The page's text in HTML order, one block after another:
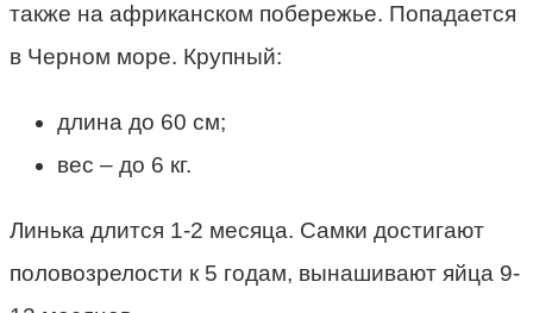
также на африканском побережье. Попадается
в Черном море. Крупный:
длина до 60 см;
вес – до 6 кг.
Линька длится 1-2 месяца. Самки достигают
половозрелости к 5 годам, вынашивают яйца 9-